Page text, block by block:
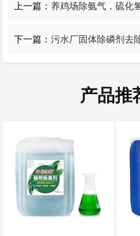
上一篇：
下一篇：污水厂固体除磷剂去
产品推